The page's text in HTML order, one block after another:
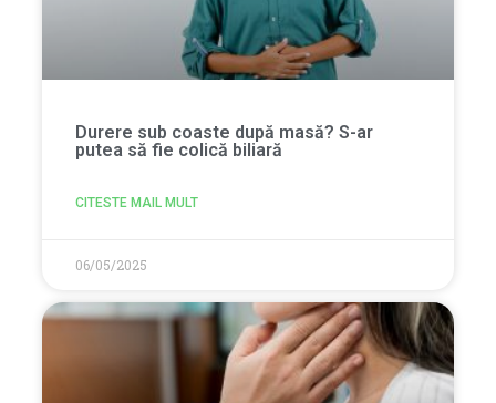
Durere sub coaste după masă? S-ar
putea să fie colică biliară
CITESTE MAIL MULT
06/05/2025